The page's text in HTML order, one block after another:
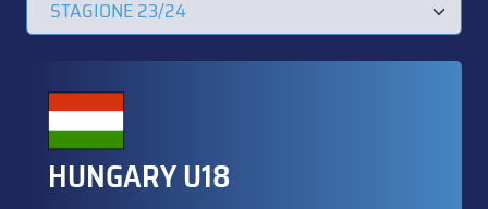
HUNGARY U18